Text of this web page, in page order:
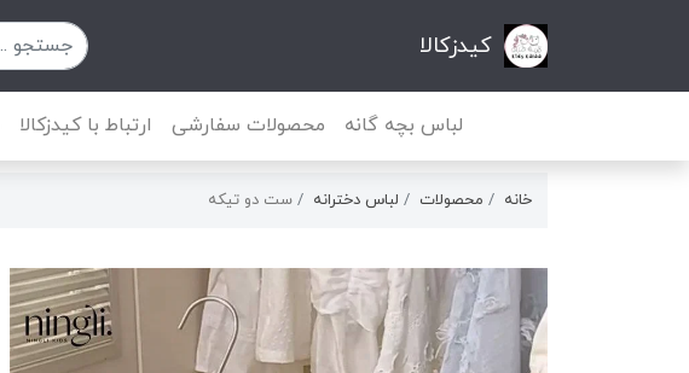
کیدزکالا
لباس بچه گانه محصولات سفارشی ارتباط با کیدزکالا
خانه محصولات لباس دخترانه ست دو تیکه